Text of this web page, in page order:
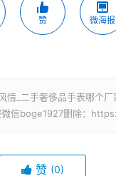
赞 微海报
_二手奢侈品手表哪个厂
微信boge1927删除：
赞 (0)